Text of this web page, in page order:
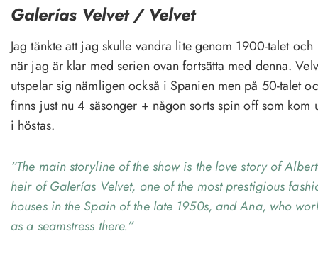
Galerías Velvet / Velvet
Jag tänkte att jag skulle vandra lite genom 1900-talet och
när jag är klar med serien ovan fortsätta med denna.
utspelar sig nämligen också i Spanien men på 50-talet
finns just nu 4 säsonger + någon sorts spin off som kom
i höstas.
“The main storyline of the show is the love story of
heir of Galerías Velvet, one of the most prestigious
houses in the Spain of the late 1950s, and Ana, who
as a seamstress there.”